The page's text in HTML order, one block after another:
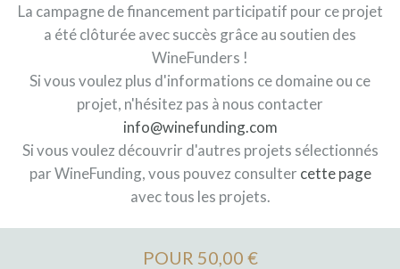
La campagne de financement participatif pour ce projet
a été clôturée avec succès grâce au soutien des
WineFunders !
Si vous voulez plus d'informations ce domaine ou ce
projet, n'hésitez pas à nous contacter
info@winefunding.com
Si vous voulez découvrir d'autres projets sélectionnés
par WineFunding, vous pouvez consulter cette page
avec tous les projets.
POUR 50,00 €